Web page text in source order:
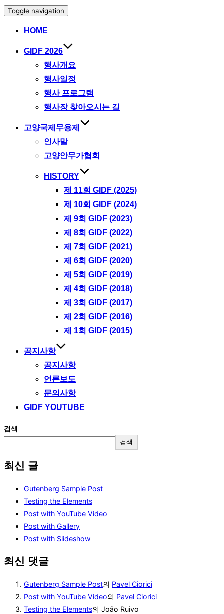
Toggle navigation
HOME
GIDF 2026
행사개요
행사일정
행사 프로그램
행사장 찾아오시는 길
고양국제무용제
인사말
고양안무가협회
HISTORY
제 11회 GIDF (2025)
제 10회 GIDF (2024)
제 9회 GIDF (2023)
제 8회 GIDF (2022)
제 7회 GIDF (2021)
제 6회 GIDF (2020)
제 5회 GIDF (2019)
제 4회 GIDF (2018)
제 3회 GIDF (2017)
제 2회 GIDF (2016)
제 1회 GIDF (2015)
공지사항
공지사항
언론보도
문의사항
GIDF YOUTUBE
검색
검색
최신 글
Gutenberg Sample Post
Testing the Elements
Post with YouTube Video
Post with Gallery
Post with Slideshow
최신 댓글
Gutenberg Sample Post의 Pavel Ciorici
Post with YouTube Video의 Pavel Ciorici
Testing the Elements의 João Ruivo